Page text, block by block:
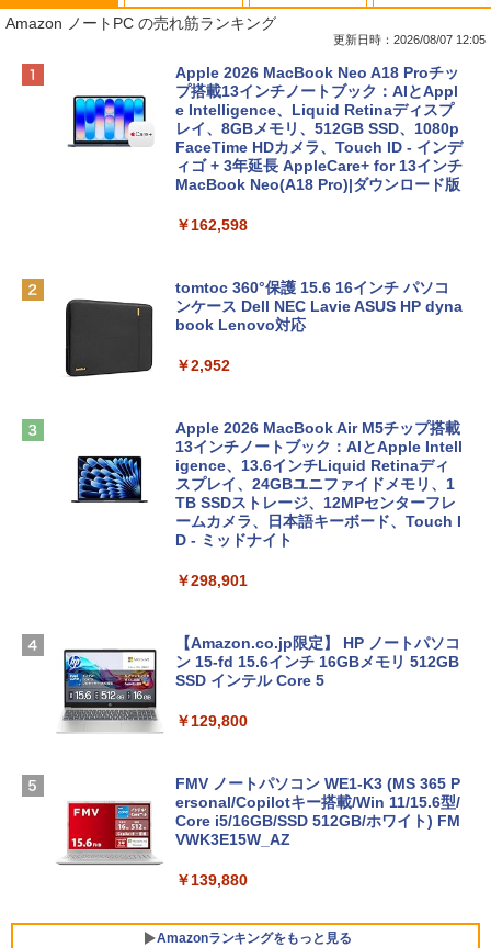
Amazon ノートPC の売れ筋ランキング
更新日時：2026/08/07 12:05
Apple 2026 MacBook Neo A18 Proチッ
プ搭載13インチノートブック：AIとAppl
e Intelligence、Liquid Retinaディスプ
レイ、8GBメモリ、512GB SSD、1080p
FaceTime HDカメラ、Touch ID - インデ
ィゴ + 3年延長 AppleCare+ for 13インチ
MacBook Neo(A18 Pro)|ダウンロード版
￥162,598
tomtoc 360°保護 15.6 16インチ パソコ
ンケース Dell NEC Lavie ASUS HP dyna
book Lenovo対応
￥2,952
Apple 2026 MacBook Air M5チップ搭載
13インチノートブック：AIとApple Intell
igence、13.6インチLiquid Retinaディ
スプレイ、24GBユニファイドメモリ、1
TB SSDストレージ、12MPセンターフレ
ームカメラ、日本語キーボード、Touch I
D - ミッドナイト
￥298,901
【Amazon.co.jp限定】 HP ノートパソコ
ン 15-fd 15.6インチ 16GBメモリ 512GB
SSD インテル Core 5
￥129,800
FMV ノートパソコン WE1-K3 (MS 365 P
ersonal/Copilotキー搭載/Win 11/15.6型/
Core i5/16GB/SSD 512GB/ホワイト) FM
VWK3E15W_AZ
￥139,880
Amazonランキングをもっと見る